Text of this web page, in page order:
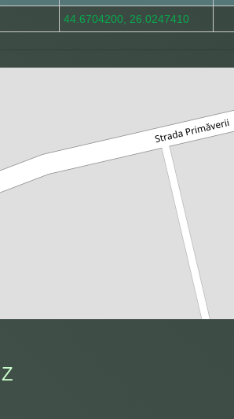
44.6704200, 26.0247410
Z